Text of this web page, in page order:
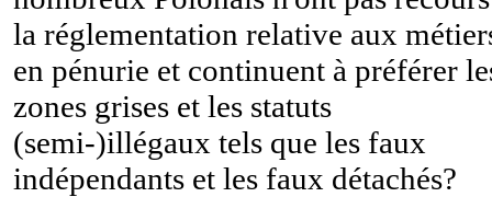
la réglementation relative aux
en pénurie et continuent à préférer
zones grises et les statuts
(semi-)illégaux tels que les faux
indépendants et les faux détachés?